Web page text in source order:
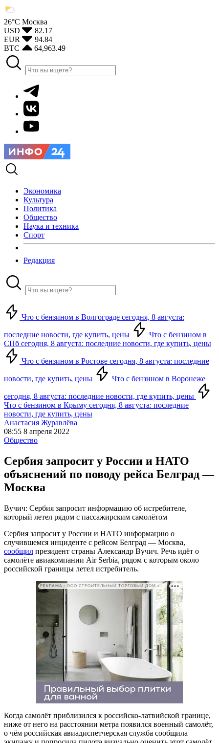
26°С Москва
USD
82.17
EUR
94.84
BTC
64,963.49
Экономика
Культура
Политика
Общество
Наука и техника
Спорт
Редакция
Что с бензином в Волгограде сегодня, 8 августа:
последние новости, где купить, цены
Что с бензином в
СПб сегодня, 8 августа: последние новости, где купить, цены
Что с бензином в Ростове сегодня, 8 августа: последние
новости, где купить, цены Что с бензином в Воронеже
сегодня, 8 августа: последние новости, где купить, цены
Что с бензином в Крыму сегодня, 8 августа: последние
новости, где купить, цены
Анастасия Журавлёва
08:55 8 апреля 2022
Общество
Сербия запросит у России и НАТО
объяснений по поводу рейса Белград —
Москва
Вучич: Сербия запросит информацию об истребителе,
который летел рядом с пассажирским самолётом
Сербия запросит у России и НАТО информацию о
случившемся инциденте с рейсом Белград — Москва,
сообщил президент страны Александр Вучич. Речь идёт о
самолёте авиакомпании Air Serbia, рядом с которым около
российской границы летел истребитель.
РЕКЛАМА • ООО СТРОИТЕЛЬНЫЙ ТОРГОВЫЙ ДОМ «ПЕТРОВИЧ». ИНН: 7802348846
Когда самолёт приблизился к российско-латвийской границе,
ниже от него на расстоянии метра появился военный самолёт,
о чём российская авиадиспетчерская служба сообщила